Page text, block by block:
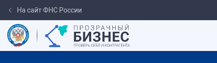
На сайт ФНС России